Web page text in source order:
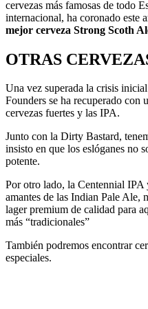
cervezas más famosas de todo
internacional, ha coronado este
mejor cerveza Strong Scoth
OTRAS
Una vez superada la crisis
Founders se ha recuperado con
cervezas fuertes y las IPA.
Junto con la Dirty Bastard,
insisto en que los eslóganes no
potente.
Por otro lado, la Centennial
amantes de las Indian Pale Ale,
lager premium de calidad para
más “tradicionales”
También podremos encontrar
especiales.